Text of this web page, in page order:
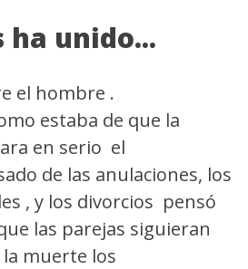
ha unido...
el hombre .
estaba de que la
en serio el
de las anulaciones, los
, y los divorcios pensó
las parejas siguieran
muerte los